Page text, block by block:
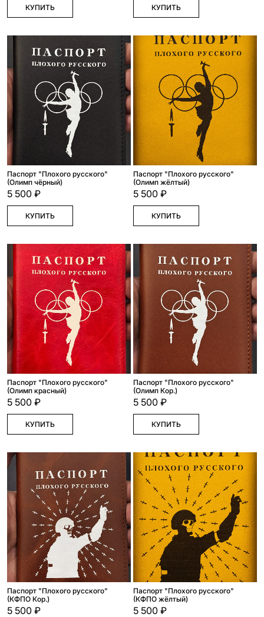
КУПИТЬ КУПИТЬ
Паспорт "Плохого русского"
(Олимп чёрный)
5 500 ₽
КУПИТЬ
Паспорт "Плохого русского"
(Олимп жёлтый)
5 500 ₽
КУПИТЬ
Паспорт "Плохого русского"
(Олимп красный)
5 500 ₽
КУПИТЬ
Паспорт "Плохого русского"
(Олимп Кор.)
5 500 ₽
КУПИТЬ
Паспорт "Плохого русского"
(КФПО Кор.)
5 500 ₽
Паспорт "Плохого русского"
(КФПО жёлтый)
5 500 ₽